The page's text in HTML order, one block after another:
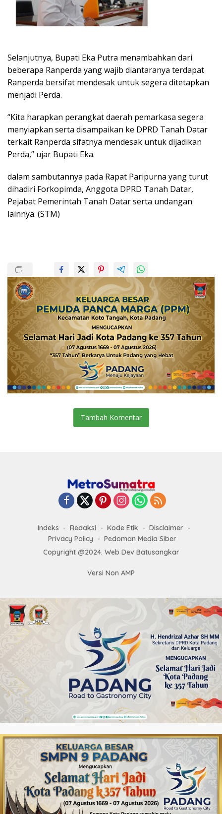
Selanjutnya, Bupati Eka Putra menambahkan dari
beberapa Ranperda yang wajib diantaranya terdapat
Ranperda bersifat mendesak untuk segera ditetapkan
menjadi Perda.
“Kita harapkan perangkat daerah pemarkasa segera
menyiapkan serta disampaikan ke DPRD Tanah Datar
terkait Ranperda sifatnya mendesak untuk dijadikan
Perda,” ujar Bupati Eka.
dalam sambutannya pada Rapat Paripurna yang turut
dihadiri Forkopimda, Anggota DPRD Tanah Datar,
Pejabat Pemerintah Tanah Datar serta undangan
lainnya. (STM)
Tambah Komentar
Indeks Redaksi Kode Etik
Disclaimer
Privacy Policy
Pedoman Media Siber
Copyright @2024. Web Dev Batusangkar
Versi Non AMP